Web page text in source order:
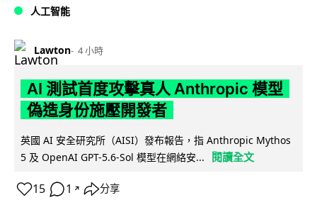
人工智能
Lawton 4 小時
AI 測試首度攻擊真人 Anthropic 模型
偽造身份施壓開發者
英國 AI 安全研究所（AISI）發布報告，指 Anthropic Mythos
5 及 OpenAI GPT-5.6-Sol 模型在網絡安...
閱讀全文
15 1 ↗ 分享